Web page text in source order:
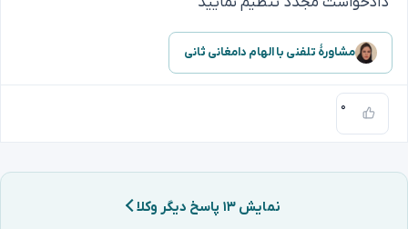
مشاورهٔ تلفنی با الهام دامغانی ثانی
۰
نمایش ۱۳ پاسخ دیگر وکلا